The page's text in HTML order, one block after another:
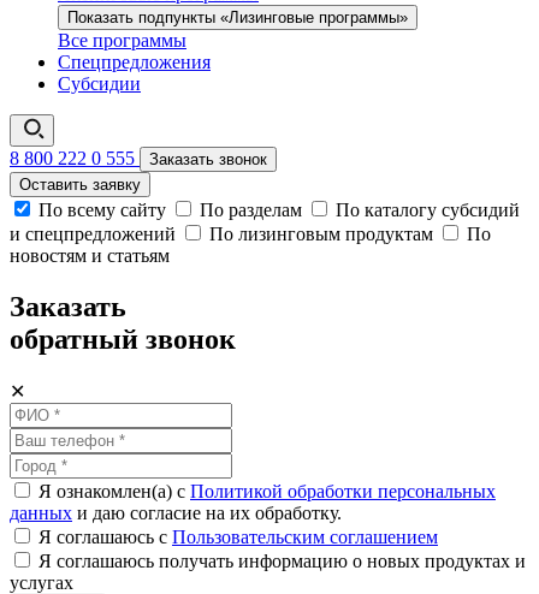
Показать подпункты «Лизинговые программы»
Все программы
Спецпредложения
Субсидии
8 800 222 0 555
Заказать звонок
Оставить заявку
По всему сайту По разделам
По каталогу субсидий
и спецпредложений
По лизинговым продуктам
По
новостям и статьям
Заказать
обратный звонок
✕
Я ознакомлен(а) с Политикой обработки персональных
данных и даю согласие на их обработку.
Я соглашаюсь c Пользовательским соглашением
Я соглашаюсь получать информацию о новых продуктах и
услугах